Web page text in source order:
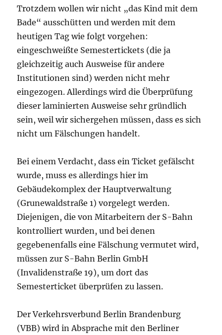
Trotzdem wollen wir nicht „das Kind mit dem
Bade“ ausschütten und werden mit dem
heutigen Tag wie folgt vorgehen:
eingeschweißte Semestertickets (die ja
gleichzeitig auch Ausweise für andere
Institutionen sind) werden nicht mehr
eingezogen. Allerdings wird die Überprüfung
dieser laminierten Ausweise sehr gründlich
sein, weil wir sichergehen müssen, dass es sich
nicht um Fälschungen handelt.
Bei einem Verdacht, dass ein Ticket gefälscht
wurde, muss es allerdings hier im
Gebäudekomplex der Hauptverwaltung
(Grunewaldstraße 1) vorgelegt werden.
Diejenigen, die von Mitarbeitern der S-Bahn
kontrolliert wurden, und bei denen
gegebenenfalls eine Fälschung vermutet wird,
müssen zur S-Bahn Berlin GmbH
(Invalidenstraße 19), um dort das
Semesterticket überprüfen zu lassen.
Der Verkehrsverbund Berlin Brandenburg
(VBB) wird in Absprache mit den Berliner